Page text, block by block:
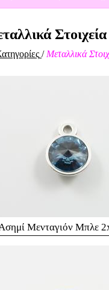
Στοιχεία
/ Μεταλλικά
Μενταγιόν Μπλε